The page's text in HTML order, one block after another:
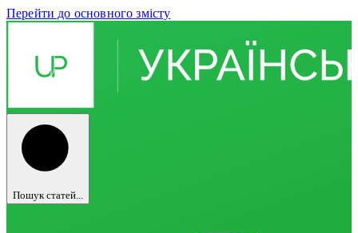
Перейти до основного змісту
Пошук статей...